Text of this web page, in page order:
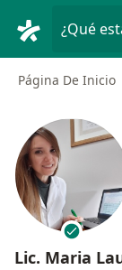
¿Qué
Página De Inicio
Lic. Maria